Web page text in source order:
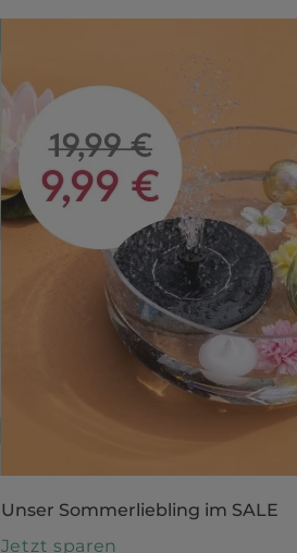
Unser Sommerliebling im SALE
Jetzt sparen